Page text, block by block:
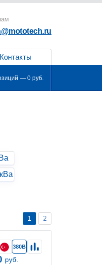
Контакты
— 0 руб.
1 2
380В
руб.